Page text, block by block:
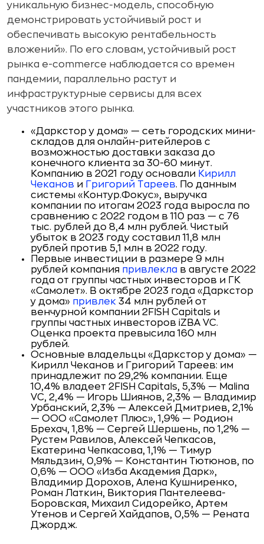
уникальную бизнес-модель, способную
демонстрировать устойчивый рост и
обеспечивать высокую рентабельность
вложений». По его словам, устойчивый рост
рынка e-commerce наблюдается со времен
пандемии, параллельно растут и
инфраструктурные сервисы для всех
участников этого рынка.
«Даркстор у дома» — сеть городских мини-
складов для онлайн-ритейлеров c
возможностью доставки заказа до
конечного клиента за 30-60 минут.
Компанию в 2021 году основали Кирилл
Чеканов и Григорий Тареев. По данным
системы «Контур.Фокус», выручка
компании по итогам 2023 года выросла по
сравнению с 2022 годом в 110 раз — с 76
тыс. рублей до 8,4 млн рублей. Чистый
убыток в 2023 году составил 11,8 млн
рублей против 5,1 млн в 2022 году.
Первые инвестиции в размере 9 млн
рублей компания привлекла в августе 2022
года от группы частных инвесторов и ГК
«Самолет». В октябре 2023 года «Даркстор
у дома» привлек 34 млн рублей от
венчурной компании 2FISH Capitals и
группы частных инвесторов iZBA VC.
Оценка проекта превысила 160 млн
рублей.
Основные владельцы «Даркстор у дома» —
Кирилл Чеканов и Григорий Тареев: им
принадлежит по 29,2% компании. Еще
10,4% владеет 2FISH Capitals, 5,3% — Malina
VC, 2,4% — Игорь Шиянов, 2,3% — Владимир
Урбанский, 2,3% — Алексей Дмитриев, 2,1%
— ООО «Самолет Плюс», 1,9% — Родион
Брехач, 1,8% — Сергей Шершень, по 1,2% —
Рустем Равилов, Алексей Чепкасов,
Екатерина Чепкасова, 1,1% — Тимур
Мяльдзин, 0,9% — Константин Тютюнов, по
0,6% — ООО «Изба Академия Дарк»,
Владимир Дорохов, Алена Кушниренко,
Роман Латкин, Виктория Пантелеева-
Боровская, Михаил Сидорейко, Артем
Утенов и Сергей Хайдапов, 0,5% — Рената
Джордж.